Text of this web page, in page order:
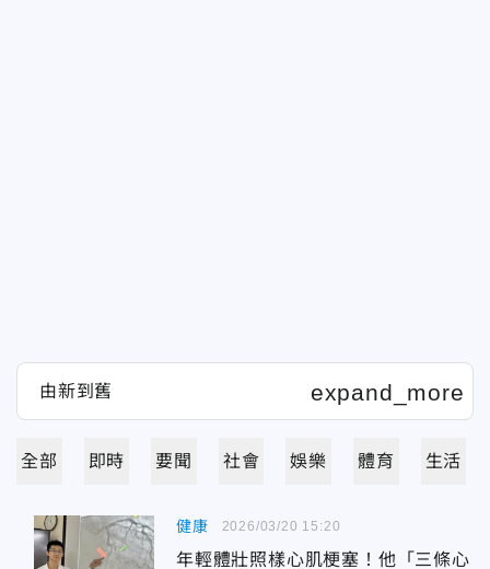
全部 即時 要聞 社會 娛樂 體育 生活
健康
年輕體壯照樣心肌梗塞！他「三條心
2026/03/20 15:20